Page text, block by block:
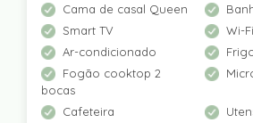
Cama de casal Queen
Smart TV
Wi-Fi
Ar-condicionado
Fogão cooktop 2
bocas
Cafeteira